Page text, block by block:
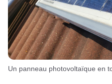
Un panneau photovoltaïque en